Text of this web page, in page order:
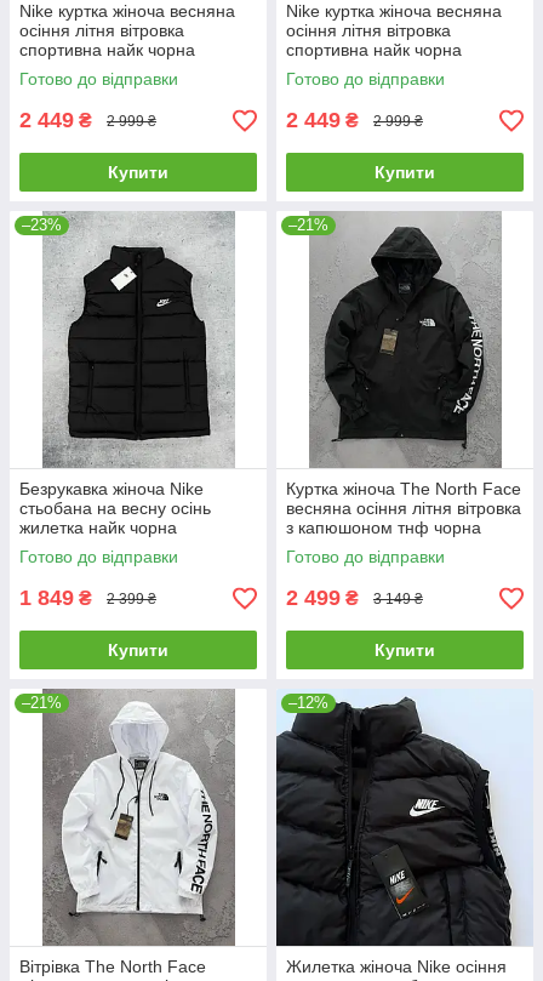
Nike куртка жіноча весняна
осіння літня вітровка
спортивна найк чорна
Готово до відправки
2 449 ₴ 2 999 ₴
Купити
Nike куртка жіноча весняна
осіння літня вітровка
спортивна найк чорна
Готово до відправки
2 449 ₴ 2 999 ₴
Купити
–23%
Безрукавка жіноча Nike
стьобана на весну осінь
жилетка найк чорна
Готово до відправки
1 849 ₴ 2 399 ₴
Купити
–21%
Куртка жіноча The North Face
весняна осіння літня вітровка
з капюшоном тнф чорна
Готово до відправки
2 499 ₴ 3 149 ₴
Купити
–21%
Вітрівка The North Face
–12%
Жилетка жіноча Nike осіння